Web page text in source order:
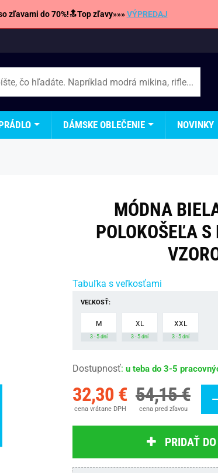
zľavami do 70%!🔝Top zľavy»»»VÝPREDAJ
DÁMSKE OBLEČENIE NOVINKY
MÓDNA
POLOKOŠEĽA
Tabuľka s veľkosťami
VEĽKOSŤ:
M
3 - 5 dní
XL
3 - 5 dní
XXL
3 - 5 dní
Dostupnosť: u teba do 3-5
32,30 €
cena vrátane DPH
54,15 €
cena pred zľavou
PRIDAŤ